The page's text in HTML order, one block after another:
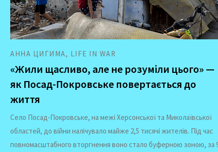
АННА ЦИГИМА, LIFE IN WAR
«Жили щасливо, але не розуміли цього» —
як Посад-Покровське повертається до
життя
Село Посад-Покровське, на межі Херсонської та Миколаївської
областей, до війни налічувало майже 2,5 тисячі жителів. Під час
повномасштабного вторгнення воно стало буферною зоною, за